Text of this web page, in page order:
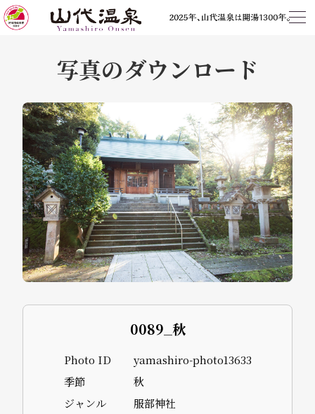
写真のダウンロード
0089_秋
Photo ID
yamashiro-photo13633
季節
秋
ジャンル
服部神社